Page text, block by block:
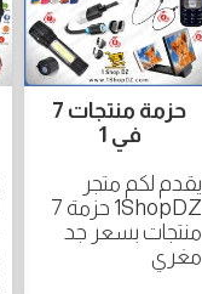
حزمة منتجات 7
في 1
يقدم لكم متجر
1ShopDZ حزمة 7
منتجات بسعر جد
مغري